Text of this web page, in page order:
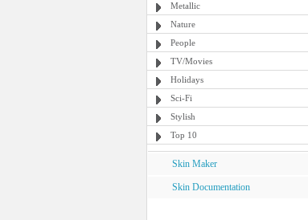
Metallic
Nature
People
TV/Movies
Holidays
Sci-Fi
Stylish
Top 10
Skin Maker
Skin Documentation